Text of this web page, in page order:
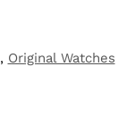
, Original Watches